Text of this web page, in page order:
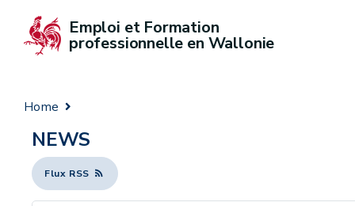
Emploi et Formation
professionnelle en Wallonie
Home
NEWS
Flux RSS